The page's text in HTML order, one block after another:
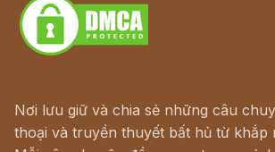
Nơi lưu giữ và chia sẻ những câu
thoại và truyền thuyết bất hủ từ khắp